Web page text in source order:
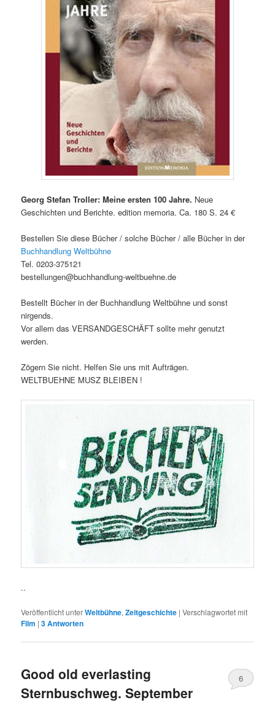
Georg Stefan Troller: Meine ersten 100 Jahre. Neue
Geschichten und Berichte. edition memoria. Ca. 180 S. 24 €
Bestellen Sie diese Bücher / solche Bücher / alle Bücher in der
Buchhandlung Weltbühne
Tel. 0203-375121
bestellungen@buchhandlung-weltbuehne.de
Bestellt Bücher in der Buchhandlung Weltbühne und sonst
nirgends.
Vor allem das VERSANDGESCHÄFT sollte mehr genutzt
werden.
Zögern Sie nicht. Helfen Sie uns mit Aufträgen.
WELTBUEHNE MUSZ BLEIBEN !
..
Veröffentlicht unterWeltbühne,Zeitgeschichte |Verschlagwortet mit
Film |3Antworten
Good old everlasting
Sternbuschweg. September
6